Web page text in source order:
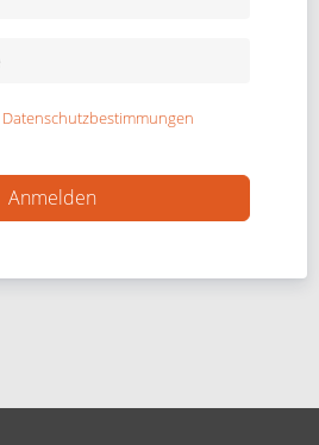
Datenschutzbestimmungen